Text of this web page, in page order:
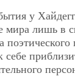
у
мира лишь в
себе